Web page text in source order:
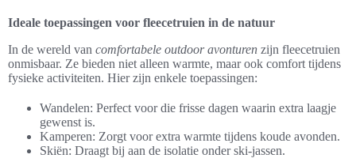
Ideale toepassingen voor fleecetruien in de natuur
In de wereld van comfortabele outdoor avonturen zijn fleecetruien
onmisbaar. Ze bieden niet alleen warmte, maar ook comfort tijdens
fysieke activiteiten. Hier zijn enkele toepassingen:
Wandelen: Perfect voor die frisse dagen waarin extra laagje
gewenst is.
Kamperen: Zorgt voor extra warmte tijdens koude avonden.
Skiën: Draagt bij aan de isolatie onder ski-jassen.